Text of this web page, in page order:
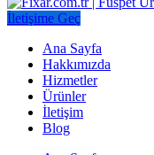
İletişime Geç
Ana Sayfa
Hakkımızda
Hizmetler
Ürünler
İletişim
Blog